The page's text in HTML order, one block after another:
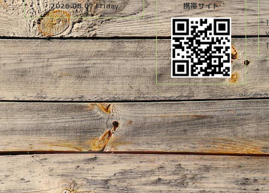
2026.08.07 Friday 携帯サイト